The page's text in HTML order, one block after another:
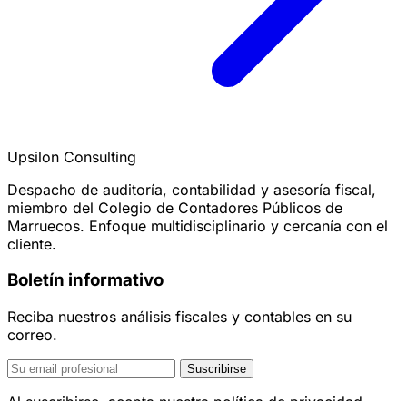
Upsilon Consulting
Despacho de auditoría, contabilidad y asesoría fiscal,
miembro del Colegio de Contadores Públicos de
Marruecos. Enfoque multidisciplinario y cercanía con el
cliente.
Boletín informativo
Reciba nuestros análisis fiscales y contables en su
correo.
Suscribirse